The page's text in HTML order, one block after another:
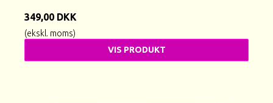
349,00 DKK
(ekskl. moms)
VIS PRODUKT